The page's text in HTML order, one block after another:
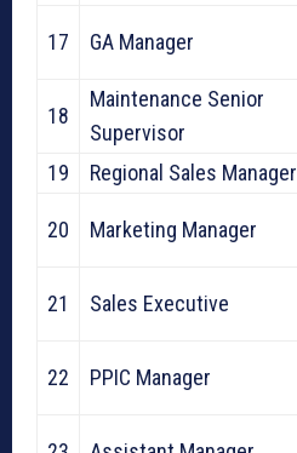
17 GA Manager
18
Maintenance Senior
Supervisor
19
Regional Sales Manager
20 Marketing Manager
21 Sales Executive
22 PPIC Manager